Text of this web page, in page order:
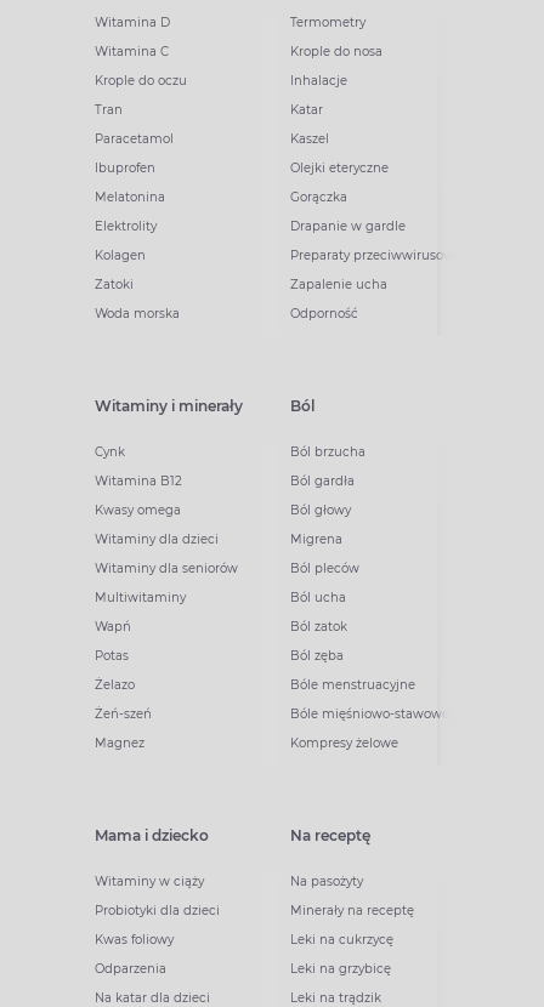
Witamina D
Witamina C
Krople do oczu
Tran
Paracetamol
Ibuprofen
Melatonina
Elektrolity
Kolagen
Zatoki
Woda morska
Termometry
Krople do nosa
Inhalacje
Katar
Kaszel
Olejki eteryczne
Gorączka
Drapanie w gardle
Preparaty przeciwwirusowe
Zapalenie ucha
Odporność
Witaminy i minerały
Cynk
Witamina B12
Kwasy omega
Witaminy dla dzieci
Witaminy dla seniorów
Multiwitaminy
Wapń
Potas
Żelazo
Żeń-szeń
Magnez
Ból
Ból brzucha
Ból gardła
Ból głowy
Migrena
Ból pleców
Ból ucha
Ból zatok
Ból zęba
Bóle menstruacyjne
Bóle mięśniowo-stawowe
Kompresy żelowe
Mama i dziecko
Witaminy w ciąży
Probiotyki dla dzieci
Kwas foliowy
Odparzenia
Na katar dla dzieci
Na receptę
Na pasożyty
Minerały na receptę
Leki na cukrzycę
Leki na grzybicę
Leki na trądzik